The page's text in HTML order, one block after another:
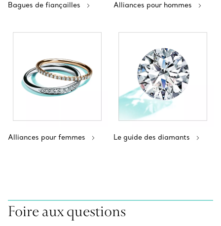
Bagues de fiançailles Alliances pour hommes
Alliances pour femmes Le guide des diamants
Foire aux questions